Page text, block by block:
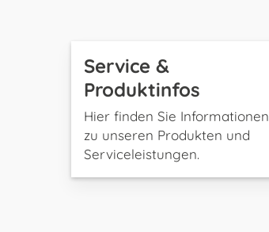
Service &
Produktinfos
Hier finden Sie Informationen
zu unseren Produkten und
Serviceleistungen.